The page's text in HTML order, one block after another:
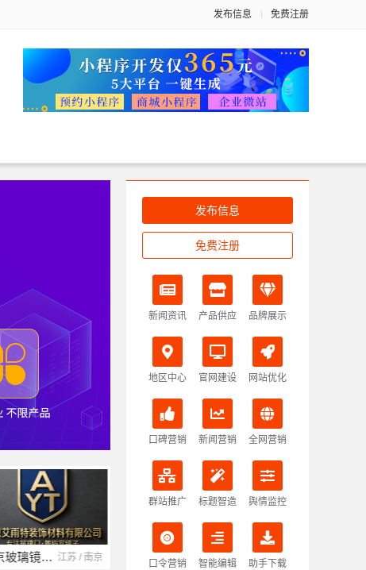
发布信息 免费注册
湖北省腾冠畅实业贸易有限公司 湖北 / 武汉
发布信息
免费注册
新闻资讯 产品供应 品牌展示
地区中心 官网建设 网站优化
口碑营销 新闻营销 全网营销
群站推广 标题智造 舆情监控
口令营销 智能编辑 助手下载